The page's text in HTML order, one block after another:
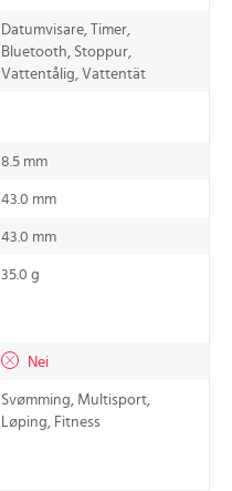
Datumvisare, Timer,
Bluetooth, Stoppur,
Vattentålig, Vattentät
8.5 mm
43.0 mm
43.0 mm
35.0 g
Nei
Svømming, Multisport,
Løping, Fitness